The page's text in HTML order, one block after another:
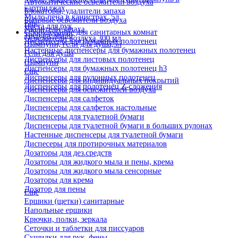
картриджах
Мыло-пена в канистрах, 5л
Паста для рук
Твердое мыло
Шампуни, гели для душа,5л
Гели для душа
Шампуни
Автоматические освежители воздуха
Блокаторы, удалители запаха
Бытовые освежители воздуха
Удалители запаха
Освежители воздуха 300 мл
Еще
Оборудование для санитарных комнат
Диспенсеры для бумажных полотенец
Настенные диспенсеры для бумажных полотенец
Диспенсеры для листовых полотенец
Диспенсеры для бумажных полотенец h3
Диспенсеры для рулонных полотенец
Диспенсеры для полотенец Z-сложения
Еще
Диспенсеры для индивидуальных покрытий
Диспенсеры для освежителей воздуха
Диспенсеры для салфеток
Диспенсеры для салфеток настольные
Диспенсеры для туалетной бумаги
Диспенсеры для туалетной бумаги в больших рулонах
Настенные диспенсеры для туалетной бумаги
Диспесеры для протирочных материалов
Дозаторы для дез.средств
Дозаторы для жидкого мыла и пены, крема
Дозаторы для жидкого мыла сенсорные
Дозаторы для крема
Дозатор для пены
Еще
Ершики (щетки) санитарные
Напольные ершики
Крючки, полки, зеркала
Сеточки и таблетки для писсуаров